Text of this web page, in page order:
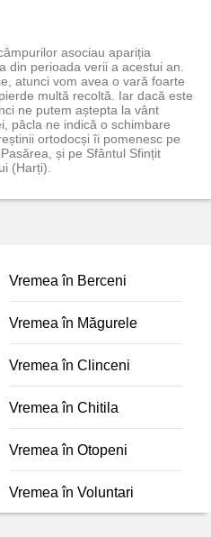
asociau apariția
din perioada verii a acestui an.
atunci vom avea o vară foarte
multă recoltă. Iar dacă este
ne putem aștepta la vânt
pâcla ne indică o schimbare
ortodocși îi pomenesc pe
și pe Sfântul Sfințit
(Harți).
Vremea în Berceni
Vremea în Măgurele
Vremea în Clinceni
Vremea în Chitila
Vremea în Otopeni
Vremea în Voluntari